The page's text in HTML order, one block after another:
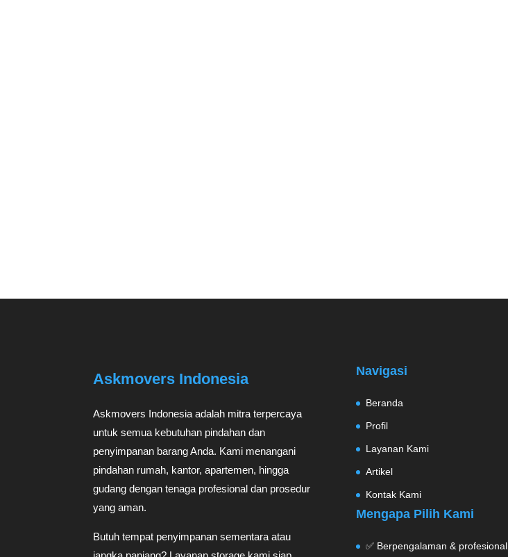
Askmovers Indonesia
Askmovers Indonesia adalah mitra terpercaya
untuk semua kebutuhan pindahan dan
penyimpanan barang Anda. Kami menangani
pindahan rumah, kantor, apartemen, hingga
gudang dengan tenaga profesional dan prosedur
yang aman.
Butuh tempat penyimpanan sementara atau
Navigasi
Beranda
Profil
Layanan Kami
Artikel
Kontak Kami
Mengapa Pilih Kami
✅ Berpengalaman & profesional